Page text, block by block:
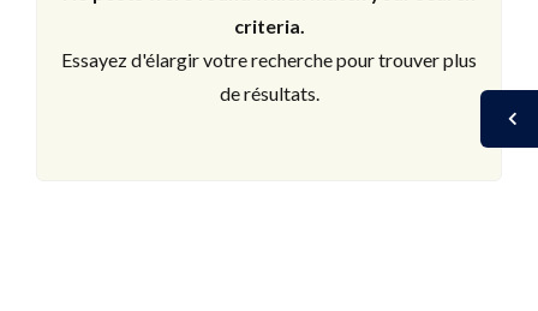
criteria.
Essayez d'élargir votre recherche pour trouver plus
de résultats.